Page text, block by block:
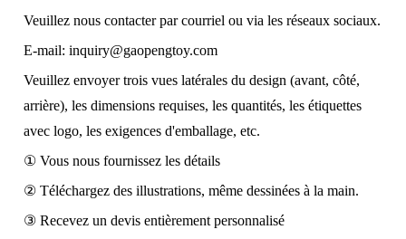
Veuillez nous contacter par courriel ou via les réseaux sociaux.
E-mail: inquiry@gaopengtoy.com
Veuillez envoyer trois vues latérales du design (avant, côté,
arrière), les dimensions requises, les quantités, les étiquettes
avec logo, les exigences d'emballage, etc.
① Vous nous fournissez les détails
② Téléchargez des illustrations, même dessinées à la main.
③ Recevez un devis entièrement personnalisé